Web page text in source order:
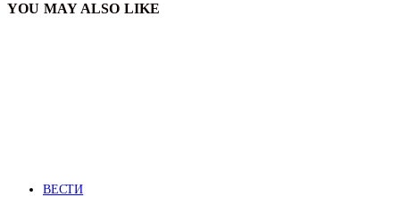
YOU MAY ALSO LIKE
ВЕСТИ